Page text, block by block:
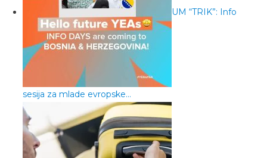
UM “TRIK”: Info
sesija za mlade evropske…